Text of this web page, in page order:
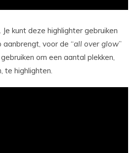
kunt deze highlighter gebruiken
voor de “all over glow”
om een aantal plekken,
te highlighten.